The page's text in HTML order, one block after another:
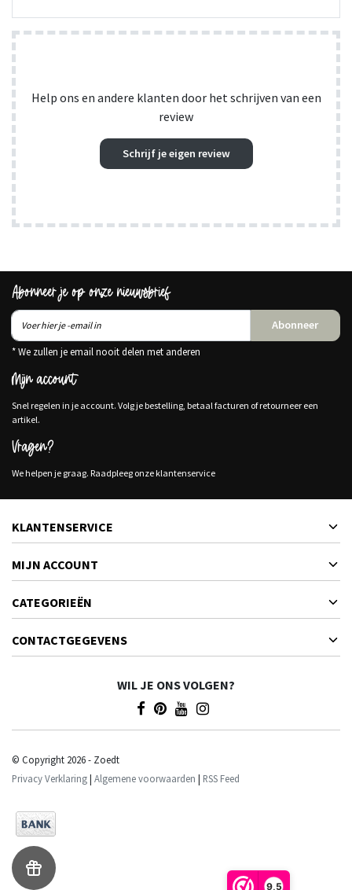
9,5
Help ons en andere klanten door het schrijven van een
review
Schrijf je eigen review
Abonneer je op onze nieuwsbrief
Abonneer
* We zullen je email nooit delen met anderen
Mijn account
Snel regelen in je account. Volg je bestelling, betaal facturen of retourneer een
artikel.
Vragen?
We helpen je graag. Raadpleeg onze klantenservice
KLANTENSERVICE
MIJN ACCOUNT
CATEGORIEËN
CONTACTGEGEVENS
WIL JE ONS VOLGEN?
© Copyright 2026 - Zoedt
Privacy Verklaring| Algemene voorwaarden | RSS Feed